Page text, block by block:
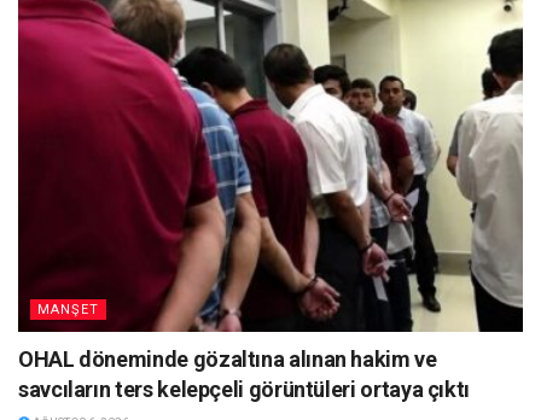
MANŞET
OHAL döneminde gözaltına alınan hakim ve
savcıların ters kelepçeli görüntüleri ortaya çıktı